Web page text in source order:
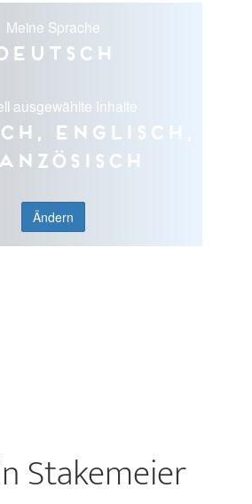
Meine Sprache
ausgewählte Inhalte
Englisch,
Ändern
Stakemeier